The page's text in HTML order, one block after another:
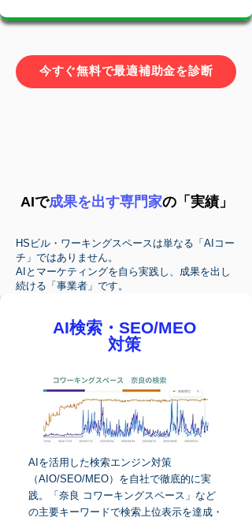
今すぐ無料で最適補助金を診断
AIで成果を出す専門家の「実績」
HSビル・ワーキングスペースは単なる「AIコー
チ」ではありません。
AIとマーケティングを自ら実践し、成果を出し
続ける「事業者」です。
AI検索・SEO/MEO
対策
AIを活用した検索エンジン対策
（AIO/SEO/MEO）を自社で徹底的に実
践。「奈良 コワーキングスペース」など
の主要キーワードで検索上位表示を達成・